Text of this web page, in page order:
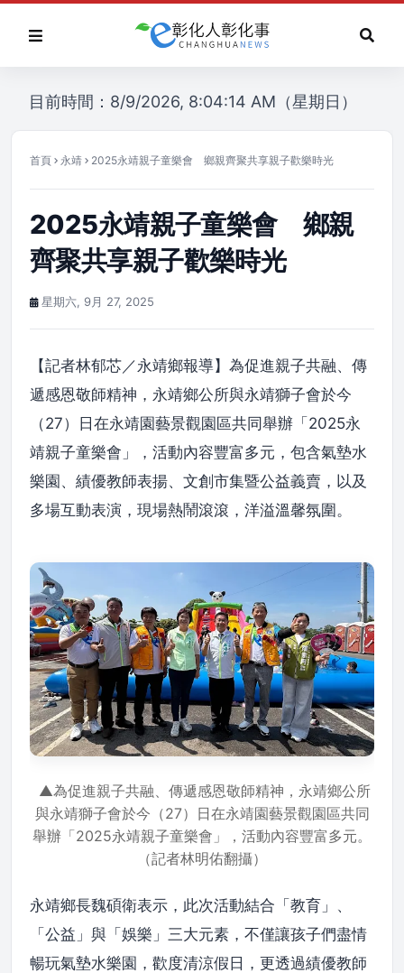
目前時間：8/9/2026, 8:04:14 AM（星期日）
首頁 永靖 2025永靖親子童樂會 鄉親齊聚共享親子歡樂時光
2025永靖親子童樂會 鄉親
齊聚共享親子歡樂時光
星期六, 9月 27, 2025
【記者林郁芯／永靖鄉報導】為促進親子共融、傳
遞感恩敬師精神，永靖鄉公所與永靖獅子會於今
（27）日在永靖園藝景觀園區共同舉辦「2025永
靖親子童樂會」，活動內容豐富多元，包含氣墊水
樂園、績優教師表揚、文創市集暨公益義賣，以及
多場互動表演，現場熱鬧滾滾，洋溢溫馨氛圍。
▲為促進親子共融、傳遞感恩敬師精神，永靖鄉公所
與永靖獅子會於今（27）日在永靖園藝景觀園區共同
舉辦「2025永靖親子童樂會」，活動內容豐富多元。
（記者林明佑翻攝）
永靖鄉長魏碩衛表示，此次活動結合「教育」、
「公益」與「娛樂」三大元素，不僅讓孩子們盡情
暢玩氣墊水樂園，歡度清涼假日，更透過績優教師